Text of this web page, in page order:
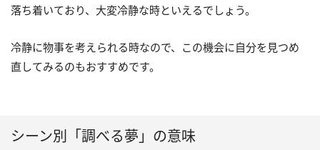
落ち着いており、大変冷静な時といえるでしょう。
冷静に物事を考えられる時なので、この機会に自分を見つめ
直してみるのもおすすめです。
シーン別「調べる夢」の意味